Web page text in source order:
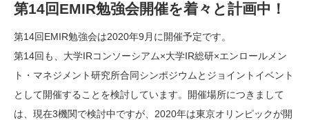
第14回EMIR勉強会開催を着々と計画中！
第14回EMIR勉強会は2020年9月に開催予定です。
第14回も、大学IRコンソーシアム×大学IR総研×エンロールメン
ト・マネジメント研究所合同シンポジウムとジョイントイベント
として開催することを検討しています。開催場所につきまして
は、現在3機関で検討中ですが、2020年は東京オリンピックが開